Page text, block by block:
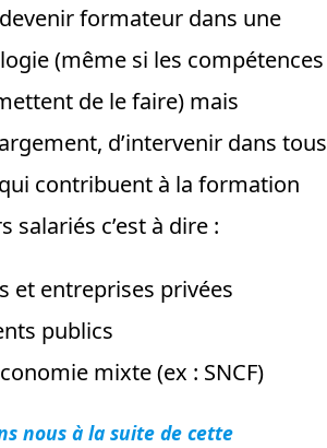
formateur dans une
(même si les compétences
de le faire) mais
d’intervenir dans tous
contribuent à la formation
salariés c’est à dire :
et entreprises privées
publics
mixte (ex : SNCF)
nous à la suite de cette